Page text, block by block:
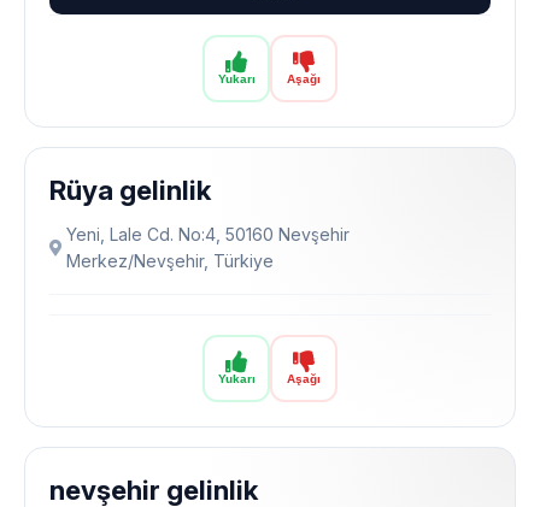
Yukarı Aşağı
Yukarı Aşağı
Rüya gelinlik
Yeni, Lale Cd. No:4, 50160 Nevşehir
Merkez/Nevşehir, Türkiye
nevşehir gelinlik